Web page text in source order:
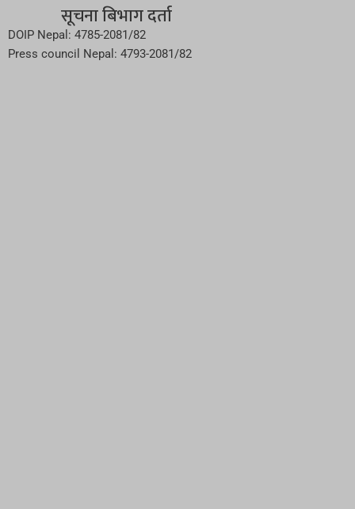
सूचना बिभाग दर्ता
DOIP Nepal: 4785-2081/82
Press council Nepal: 4793-2081/82